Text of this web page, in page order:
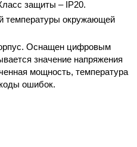
защиты – IP20.
температуры окружающей
Оснащен цифровым
значение напряжения
мощность, температура
ошибок.